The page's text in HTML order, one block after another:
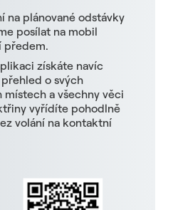
na plánované odstávky
posílat na mobil
předem.
získáte navíc
o svých
místech a všechny věci
vyřídíte pohodlně
volání na kontaktní